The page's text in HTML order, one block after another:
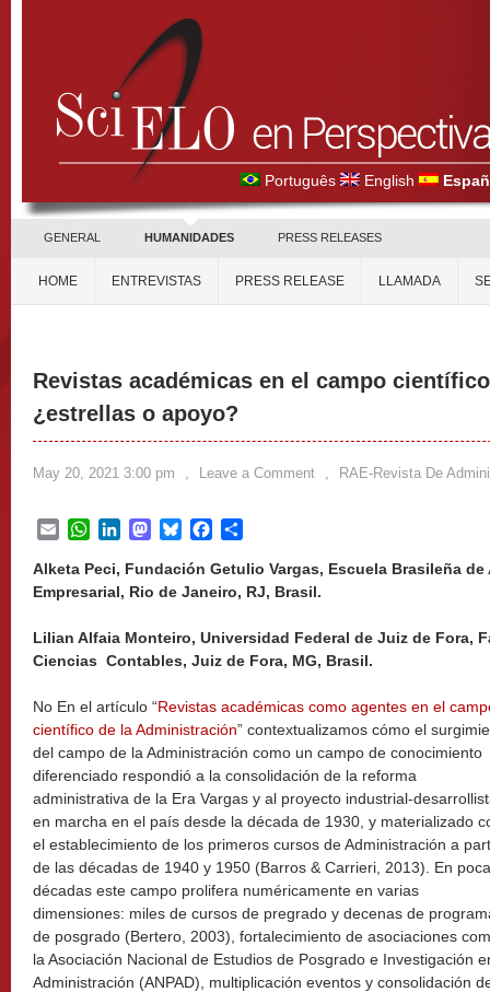
Português English
GENERAL HUMANIDADES PRESS RELEASES
HOME ENTREVISTAS PRESS RELEASE LLAMADA
Revistas académicas en el campo
¿estrellas o apoyo?
May 20, 2021 3:00 pm , Leave a Comment , RAE-Revista De
EmailWhatsApp
LinkedInMastodon
BlueskyFacebook
Alketa Peci, Fundación Getulio Vargas, Escuela Brasileña
Empresarial, Rio de Janeiro, RJ, Brasil.
Lilian Alfaia Monteiro, Universidad Federal de Juiz de Fora,
Ciencias Contables, Juiz de Fora, MG, Brasil.
No En el artículo “Revistas académicas como agentes en el
científico de la Administración” contextualizamos cómo el
del campo de la Administración como un campo de conocimiento
diferenciado respondió a la consolidación de la reforma
administrativa de la Era Vargas y al proyecto industrial-
en marcha en el país desde la década de 1930, y materializado
el establecimiento de los primeros cursos de Administración a
de las décadas de 1940 y 1950 (Barros & Carrieri, 2013). En
décadas este campo prolifera numéricamente en varias
dimensiones: miles de cursos de pregrado y decenas de
de posgrado (Bertero, 2003), fortalecimiento de asociaciones
la Asociación Nacional de Estudios de Posgrado e Investigación
Administración (ANPAD), multiplicación eventos y consolidación